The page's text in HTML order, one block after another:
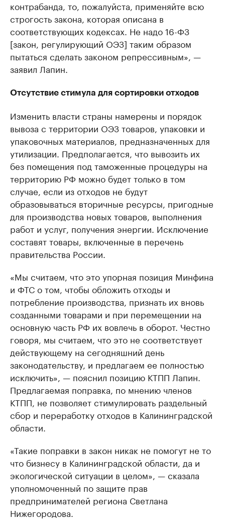
контрабанда, то, пожалуйста, применяйте всю
строгость закона, которая описана в
соответствующих кодексах. Не надо 16-ФЗ
[закон, регулирующий ОЭЗ] таким образом
пытаться сделать законом репрессивным», —
заявил Лапин.
Отсутствие стимула для сортировки отходов
Изменить власти страны намерены и порядок
вывоза с территории ОЭЗ товаров, упаковки и
упаковочных материалов, предназначенных для
утилизации. Предполагается, что вывозить их
без помещения под таможенные процедуры на
территорию РФ можно будет только в том
случае, если из отходов не будут
образовываться вторичные ресурсы, пригодные
для производства новых товаров, выполнения
работ и услуг, получения энергии. Исключение
составят товары, включенные в перечень
правительства России.
«Мы считаем, что это упорная позиция Минфина
и ФТС о том, чтобы обложить отходы и
потребление производства, признать их вновь
созданными товарами и при перемещении на
основную часть РФ их вовлечь в оборот. Честно
говоря, мы считаем, что это не соответствует
действующему на сегодняшний день
законодательству, и предлагаем ее полностью
исключить», — пояснил позицию КТПП Лапин.
Предлагаемая поправка, по мнению членов
КТПП, не позволяет стимулировать раздельный
сбор и переработку отходов в Калининградской
области.
«Такие поправки в закон никак не помогут не то
что бизнесу в Калининградской области, да и
экологической ситуации в целом», — сказала
уполномоченный по защите прав
предпринимателей региона Светлана
Нижегородова.